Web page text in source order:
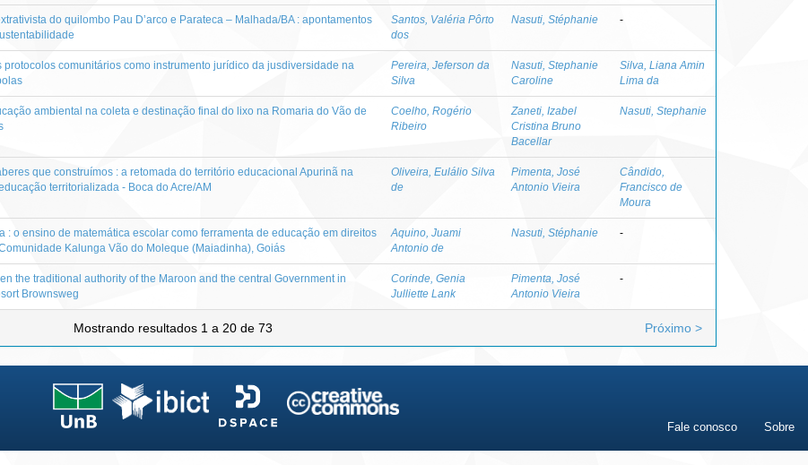
do quilombo Pau D’arco e Parateca – Malhada/BA : apontamentos
Santos, Valéria Pôrto
dos
Nasuti, Stéphanie -
protocolos comunitários como instrumento jurídico da jusdiversidade na
Pereira, Jeferson da
Silva
Nasuti, Stephanie
Caroline
Silva, Liana Amin
Lima da
ambiental na coleta e destinação final do lixo na Romaria do Vão de
Coelho, Rogério
Ribeiro
Zaneti, Izabel
Cristina Bruno
Bacellar
Nasuti, Stephanie
que construímos : a retomada do território educacional Apurinã na
territorializada - Boca do Acre/AM
Oliveira, Eulálio Silva
de
Pimenta, José
Antonio Vieira
Cândido,
Francisco de
Moura
: o ensino de matemática escolar como ferramenta de educação em direitos
Kalunga Vão do Moleque (Maiadinha), Goiás
Aquino, Juami
Antonio de
Nasuti, Stéphanie -
the traditional authority of the Maroon and the central Government in
Brownsweg
Corinde, Genia
Julliette Lank
Pimenta, José
Antonio Vieira
-
Mostrando resultados 1 a 20 de 73 Próximo >
Fale conosco Sobre